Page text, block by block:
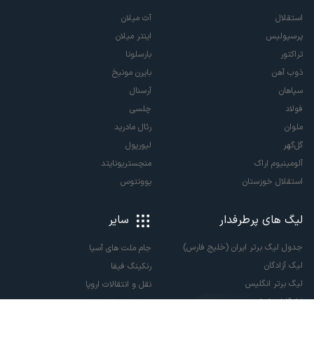
استقلال
پرسپولیس
تراکتور
ذوب آهن
سپاهان
فولاد
ملوان
گل‌گهر
آلومینیوم اراک
استقلال خوزستان
آث میلان
اینتر میلان
بارسلونا
بایرن مونیخ
آرسنال
چلسی
رئال مادرید
لیورپول
منچستریونایتد
یوونتوس
لیگ های پرطرفدار
جدول لیگ برتر ایران (خلیج فارس)
لیگ آزادگان
لیگ برتر انگلیس
لالیگا اسپانیا
سایر
جام ملت های آسیا
رنکینگ فیفا
نقل و انتقالات اروپا
نقل و انتقالات ایران